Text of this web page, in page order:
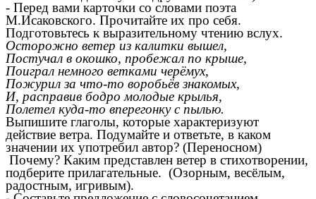
- Перед вами карточки со словами поэта
М.Исаковского. Прочитайте их про себя.
Подготовьтесь к выразительному чтению вслух.
Осторожно ветер из калитки вышел,
Постучал в окошко, пробежал по крыше,
Поиграл немного ветками черёмух,
Пожурил за что-то воробьёв знакомых,
И, расправив бодро молодые крылья,
Полетел куда-то вперегонку с пылью.
Выпишите глаголы, которые характеризуют
действие ветра. Подумайте и ответьте, в каком
значении их употребил автор? (Переносном)
Почему? Каким представлен ветер в стихотворении,
подберите прилагательные. (Озорным, весёлым,
радостным, игривым).